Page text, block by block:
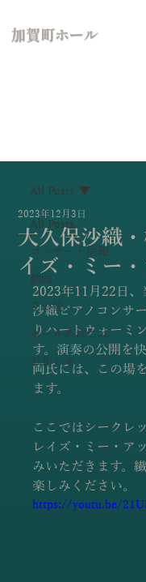
加賀町ホール
All Posts
コンサート情報
動画
その他
ホールあれこれ
お知らせ
All Posts
大久保沙織
イズ・ミー・
2023年12月3日
2023年11月22日
沙織ピアノコンサ
りハートウォーミ
す。演奏の公開を
両氏には、この場
ます。
ここではシークレ
レイズ・ミー・ア
みいただきます。
楽しみください。
https://youtu.be/